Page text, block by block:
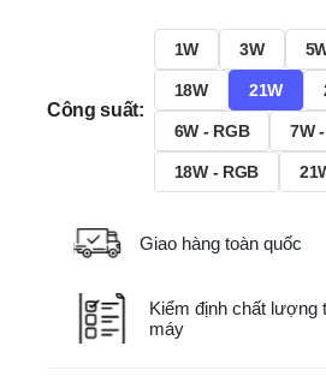
Công suất:
1W 3W
18W 21W
6W - RGB 7W
18W - RGB
Giao hàng toàn quốc
Kiểm định chất lượng
máy